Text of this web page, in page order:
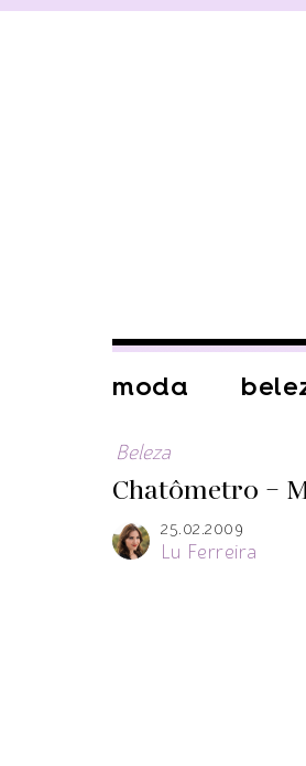
moda
Beleza
Chatômetro –
25.02.2009
Lu Ferreira